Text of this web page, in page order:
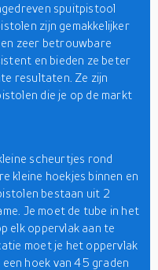
spuitpistool
zijn gemakkelijker
zeer betrouwbare
en bieden ze beter
resultaten. Ze zijn
die je op de markt
scheurtjes rond
kleine hoekjes binnen en
bestaan uit 2
Je moet de tube in het
elk oppervlak aan te
moet je het oppervlak
hoek van 45 graden